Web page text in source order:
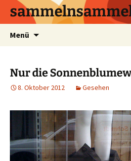
Menü
Nur die
8. Oktober 2012 Gesehen